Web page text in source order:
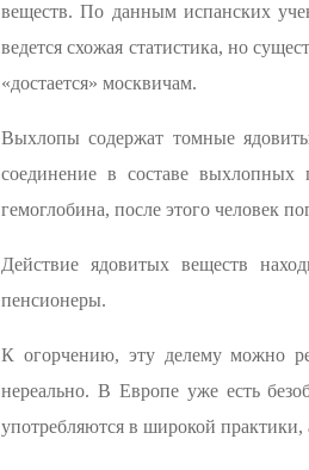
веществ. По данным испанских
ведется схожая статистика, но
«достается» москвичам.
Выхлопы содержат томные
соединение в составе выхлопных
гемоглобина, после этого человек
Действие ядовитых веществ
пенсионеры.
К огорчению, эту делему можно
нереально. В Европе уже есть
употребляются в широкой